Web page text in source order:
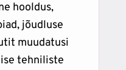
hooldus,
jõudluse
muudatusi
ise tehniliste